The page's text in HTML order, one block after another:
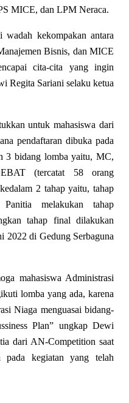
MICE, dan LPM Neraca.
wadah kekompakan antara
Bisnis, dan MICE
cita-cita yang ingin
Regita Sariani selaku ketua
untuk mahasiswa dari
pendaftaran dibuka pada
3 bidang lomba yaitu, MC,
(tercatat 58 orang
2 tahap yaitu, tahap
melakukan tahap
tahap final dilakukan
2022 di Gedung Serbaguna
mahasiswa Administrasi
lomba yang ada, karena
Niaga menguasai bidang-
Plan” ungkap Dewi
dari AN-Competition saat
pada kegiatan yang telah